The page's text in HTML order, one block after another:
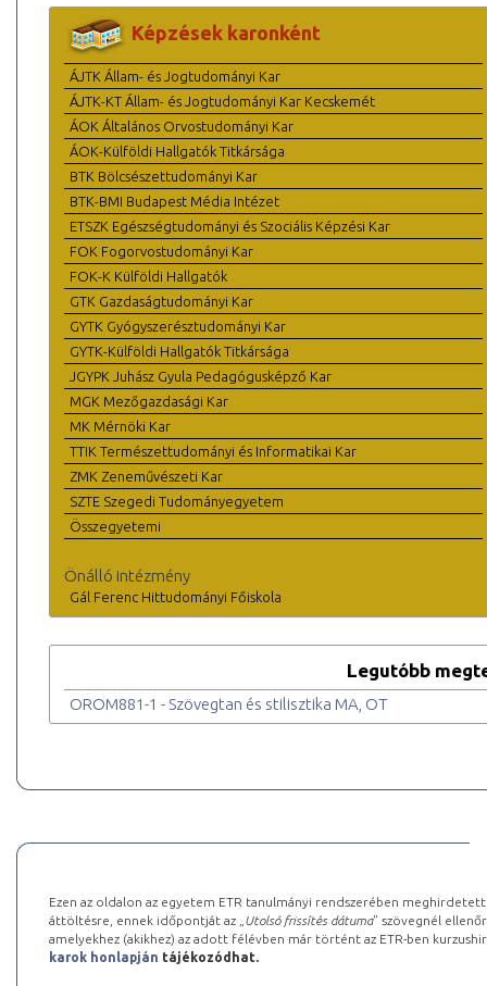
Képzések karonként
ÁJTK Állam- és Jogtudományi Kar
ÁJTK-KT Állam- és Jogtudományi Kar Kecskemét
ÁOK Általános Orvostudományi Kar
ÁOK-Külföldi Hallgatók Titkársága
BTK Bölcsészettudományi Kar
BTK-BMI Budapest Média Intézet
ETSZK Egészségtudományi és Szociális Képzési Kar
FOK Fogorvostudományi Kar
FOK-K Külföldi Hallgatók
GTK Gazdaságtudományi Kar
GYTK Gyógyszerésztudományi Kar
GYTK-Külföldi Hallgatók Titkársága
JGYPK Juhász Gyula Pedagógusképző Kar
MGK Mezőgazdasági Kar
MK Mérnöki Kar
TTIK Természettudományi és Informatikai Kar
ZMK Zeneművészeti Kar
SZTE Szegedi Tudományegyetem
Összegyetemi
Önálló intézmény
Gál Ferenc Hittudományi Főiskola
Legutóbb
OROM881-1 - Szövegtan és stilisztika MA, OT
Ezen az oldalon az egyetem ETR tanulmányi rendszerében
áttöltésre, ennek időpontját az „ Utolsó frissítés dátuma” szövegnél
amelyekhez (akikhez) az adott félévben már történt az ETR-ben
karok honlapján tájékozódhat.